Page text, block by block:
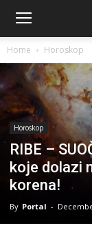
Home Horoskop
Horoskop
RIBE –
koje dolazi
korena!
By Portal -